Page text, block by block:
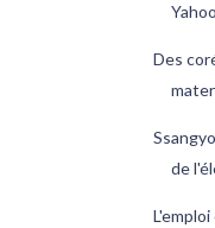
Des
de